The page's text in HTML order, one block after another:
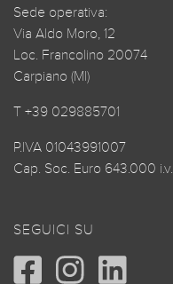
Sede operativa:
Via Aldo Moro, 12
Loc. Francolino 20074
Carpiano (MI)
T +39 029885701
P.IVA 01043991007
Cap. Soc. Euro 643.000 i.v.
SEGUICI SU